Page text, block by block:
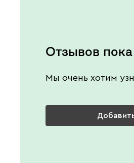
Отзывов пока
Мы очень хотим